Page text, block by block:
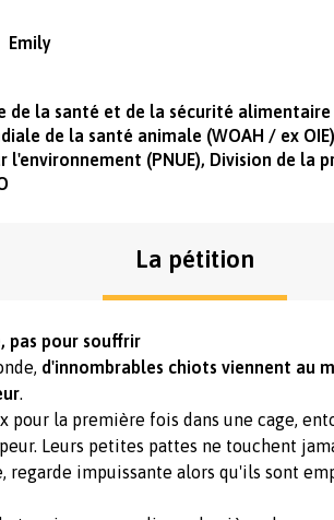
Emily
de la santé et de la sécurité alimentaire
de la santé animale (WOAH / ex
l'environnement (PNUE), Division de la
La pétition
pas pour souffrir
d'innombrables chiots viennent au
.
pour la première fois dans une cage,
Leurs petites pattes ne touchent
regarde impuissante alors qu'ils sont